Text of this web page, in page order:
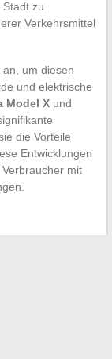
zu
Verkehrsmittel
um diesen
und elektrische
Model Xund
die Vorteile
Entwicklungen
mit